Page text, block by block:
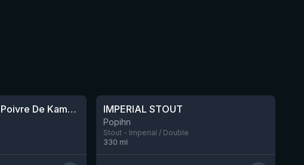
Nog 3Barrel Aged Blend Poivre De Kampot IMPERIAL STOUT
Popihn
Stout - Imperial / Double
330 ml